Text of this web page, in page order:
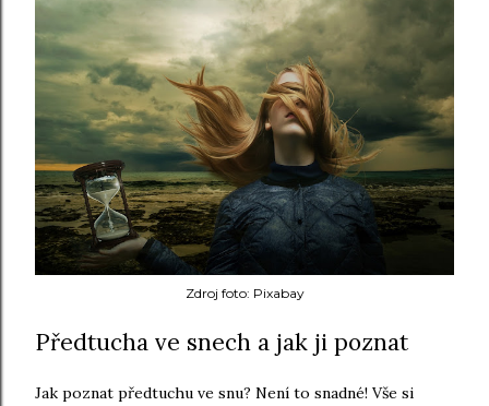
Zdroj foto: Pixabay
Předtucha ve snech a jak ji poznat
Jak poznat předtuchu ve snu? Není to snadné! Vše si